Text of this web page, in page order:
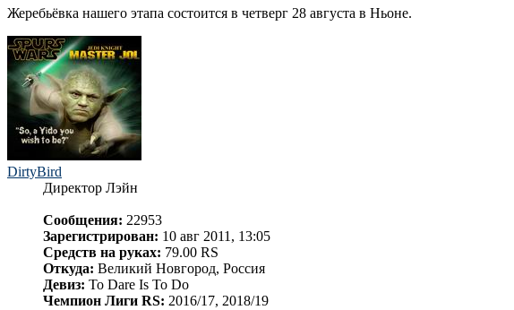
Жеребьёвка нашего этапа состоится в четверг 28 августа в Ньоне.
DirtyBird
Директор Лэйн
Сообщения: 22953
Зарегистрирован: 10 авг 2011, 13:05
Средств на руках: 79.00 RS
Откуда: Великий Новгород, Россия
Девиз: To Dare Is To Do
Чемпион Лиги RS: 2016/17, 2018/19